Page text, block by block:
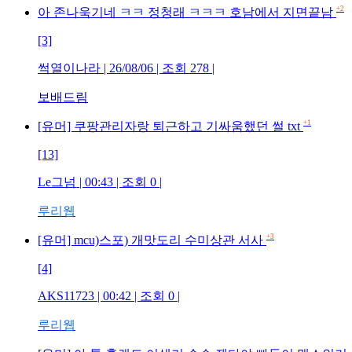
아 존나욱기네 ㅋㅋ 정청래 ㅋㅋㅋ 호남에서 지면끝남 +2
[3]
썩열이나라 | 26/08/06 | 조회 278 |
보배드림
[유머] 쿠팡관리자랑 퇴근하고 기싸움했던 썰 txt +1
[13]
Le그넘 | 00:43 | 조회 0 |
루리웹
[유머] mcu)스포) 개맛도리 수미상관 서사 +3
[4]
AKS11723 | 00:42 | 조회 0 |
루리웹